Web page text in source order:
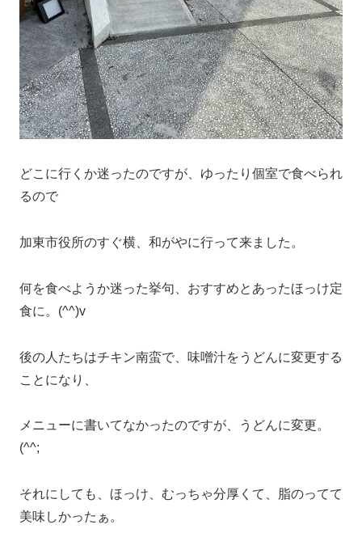
どこに行くか迷ったのですが、ゆったり個室で食べられ
るので
加東市役所のすぐ横、和がやに行って来ました。
何を食べようか迷った挙句、おすすめとあったほっけ定
食に。(^^)v
後の人たちはチキン南蛮で、味噌汁をうどんに変更する
ことになり、
メニューに書いてなかったのですが、うどんに変更。
(^^;
それにしても、ほっけ、むっちゃ分厚くて、脂のってて
美味しかったぁ。